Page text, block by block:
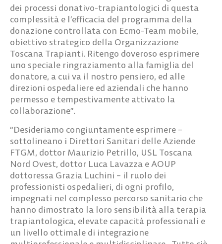
dei processi donativo-trapiantologici di questa
complessità e l’efficacia del programma della
donazione controllata con Ecmo-Team mobile,
obiettivo strategico della Organizzazione
Toscana Trapianti. Ritengo doveroso esprimere
uno speciale ringraziamento alla famiglia del
donatore, a cui va il nostro pensiero, ed alle
direzioni ospedaliere ed aziendali che hanno
permesso e tempestivamente attivato la
collaborazione”.
“Desideriamo congiuntamente esprimere –
sottolineano i Direttori Sanitari delle Aziende
FTGM, dottor Maurizio Petrillo, USL Toscana
Nord Ovest, dottor Luca Lavazza e AOUP
dottoressa Grazia Luchini – il ruolo dei
professionisti ospedalieri, di ogni profilo,
impegnati nel complesso percorso sanitario che
hanno dimostrato la loro sensibilità alla terapia
trapiantologica, elevate capacità professionali e
un livello ottimale di integrazione